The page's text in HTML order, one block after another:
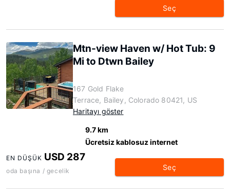
Seç
Mtn-view Haven w/ Hot Tub: 9
Mi to Dtwn Bailey
167 Gold Flake
Terrace, Bailey, Colorado 80421, US
Haritayı göster
9.7 km
Ücretsiz kablosuz internet
EN DÜŞÜK USD 287
oda başına / gecelik Seç